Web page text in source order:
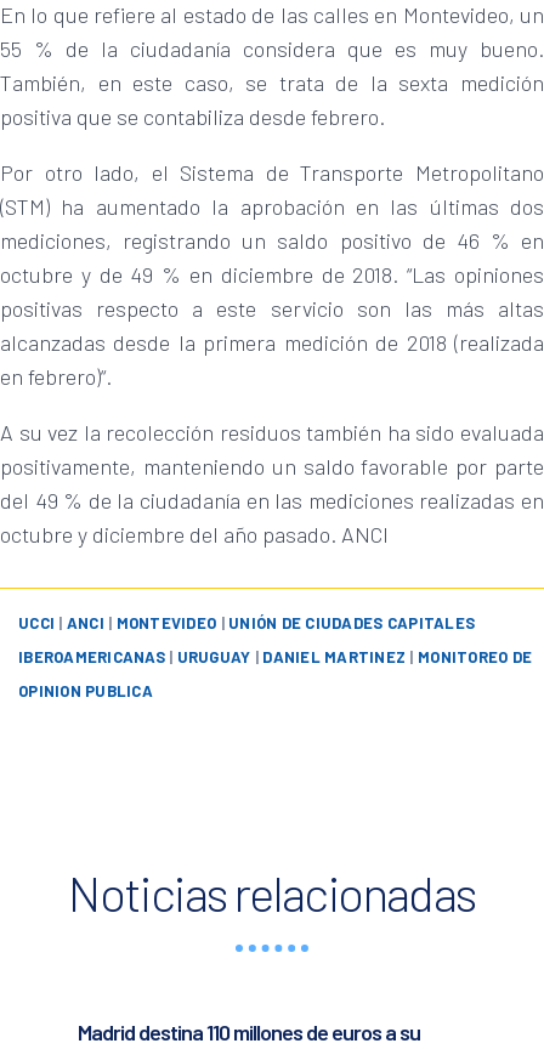
En lo que refiere al estado de las calles en Montevideo, un
55 % de la ciudadanía considera que es muy bueno.
También, en este caso, se trata de la sexta medición
positiva que se contabiliza desde febrero.
Por otro lado, el Sistema de Transporte Metropolitano
(STM) ha aumentado la aprobación en las últimas dos
mediciones, registrando un saldo positivo de 46 % en
octubre y de 49 % en diciembre de 2018. “Las opiniones
positivas respecto a este servicio son las más altas
alcanzadas desde la primera medición de 2018 (realizada
en febrero)“.
A su vez la recolección residuos también ha sido evaluada
positivamente, manteniendo un saldo favorable por parte
del 49 % de la ciudadanía en las mediciones realizadas en
octubre y diciembre del año pasado. ANCI
UCCI | ANCI | MONTEVIDEO | UNIÓN DE CIUDADES CAPITALES
IBEROAMERICANAS| URUGUAY | DANIEL MARTINEZ | MONITOREO DE
OPINION PUBLICA
Noticias relacionadas
Madrid destina 110 millones de euros a su